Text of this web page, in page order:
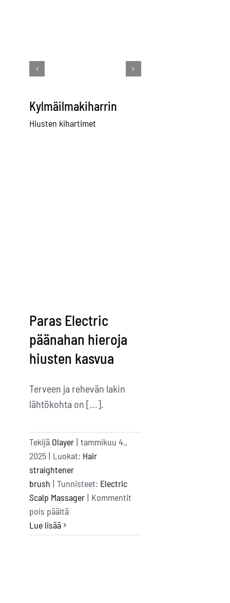
Kylmäilmakiharrin
Hiusten kihartimet
Paras Electric
päänahan hieroja
hiusten kasvua
Terveen ja rehevän lakin
lähtökohta on [...].
Tekijä Olayer | tammikuu 4.,
2025 | Luokat: Hair
straightener
brush | Tunnisteet: Electric
Scalp Massager | Kommentit
pois päältäartikkelissa
Electric
Lue lisää